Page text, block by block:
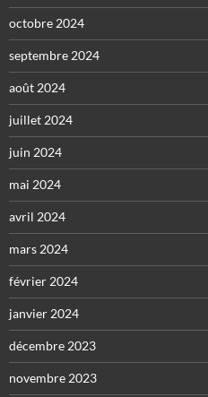
octobre 2024
septembre 2024
août 2024
juillet 2024
juin 2024
mai 2024
avril 2024
mars 2024
février 2024
janvier 2024
décembre 2023
novembre 2023